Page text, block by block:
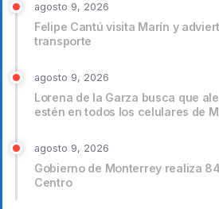
agosto 9, 2026
Felipe Cantú visita Marín y
transporte
agosto 9, 2026
Lorena de la Garza busca que
estén en todos los celulares de
agosto 9, 2026
Gobierno de Monterrey realiza
Centro